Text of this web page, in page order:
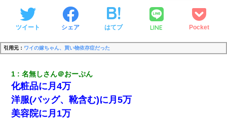
ツイート シェア はてブ LINE Pocket
引用元： ワイの嫁ちゃん、買い物依存症だった
1 名無しさん＠おーぷん
化粧品に月4万
洋服(バッグ、靴含む)に月5万
美容院に月1万